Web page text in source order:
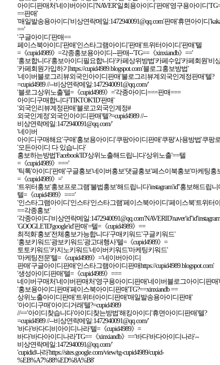
아이디판매처'네이버아이디'NAVER'일회용아이디'판매'영구용아이디
==판매'
'매일발송용아이디'비상연락메일:1472940091@qq.com'판매'휴면아이디
=='
'구글아이디'판매==
페이스북아이디'판매'인스타그램아이디'판매'트위터아이디'판매'텔
=《cupid4989》=각종홍보용아이디--판매--'TG==《xinxiandb》=='
'홍보합니다'홍보아이디필요합니다'카페상위방법'카페수입'카페회원'비상
'카페회원가입하기https://cupid4989.blogspot.com'블로그홍보방법'
'네이버블로그리뷰외국인아이디판매'불로그리뷰계외국인계정판매'텔?
=cupid4989 //--비상연락메일:1472940091@qq.com/'
'블로그상위노출'텔=《cupid4989》='각종아이디===판매===
아이디구매합니다'TIKTOK'ID'판매'
'외국인리뷰계정판매'블로고외국인계정#
외국인계정'외국인아이디판매'텔?=cupid4989 //--
비상연락메일:1472940091@qq.com/'
'네이버
아이디구매해요'구매'홍보용아이디'쿠팡아이디판매'쿠팡'사용방법'쿠팡
'모든아이디 다 있습니다'
홍보하는방법'Facebook'ID'상위노출해드립니다'상위노출'==텔
=《cupid4989》==='
'틱톡'아이디'판매'구글홍보'네이버홍보'댓글홍보'페스이북홍보'마케팅홍
=《cupid4989》='
'트위터홍보'홍보프로그램'불법홍보'해드립니다'instagram'id''홍보해드립
텔=《cupid4989》==='
'인스타그램아이디'인스타'인스타그램'페이스북아이디'페이스북'트위터
==각종홍보'
'각종아이디'비상연락메일
'GOOGLE'ID'google'id'판매'=텔=《cupid4989》==
최적화'홍보'전체홍보가능합니다'구매키워드'구글키워드'
'홍보키워드'광보키워드'광고대행사'텔=《cupid4989》=
토토키워드'카지노키워드'네이버키워드'마케팅키워드'
'마케팅전문'텔=《cupid4989》='네이버아이디
판매'구글아이디판매'인스타그램아이디판매https://cupid4989.blogspot.com'
'생성아이디판매'텔=《cupid4989》===
네이버구매처'네이버판매처'영구용아이디판매'네이버블로그아이디판
'홍보용아이디판매'페이스북아이디판매'TG?==xinxiandb ==
상위노출아이디판매'트위터아이디판매'매일발송용아이디판매'
'아이디구매'아이디거래'텔?=cupid4989
//=='아이디찾습니다'아이디찾는방법'해킹아이디'휴면아이디판매'텔?
=cupid4989 //--비상연락메일:1472940091@qq.com/'
'바다'바다디비아이디나라'텔=《cupid4989》=
바다'바다아이디나라'TG==《xinxiandb》=='바다'바다아이디나라'--
비상연락메일:1472940091@qq.com/'
'cupidid나라'https://sites.google.com/view/tg-cupid4989/cupid-
%EB%A7%88%ED%8A%B8'